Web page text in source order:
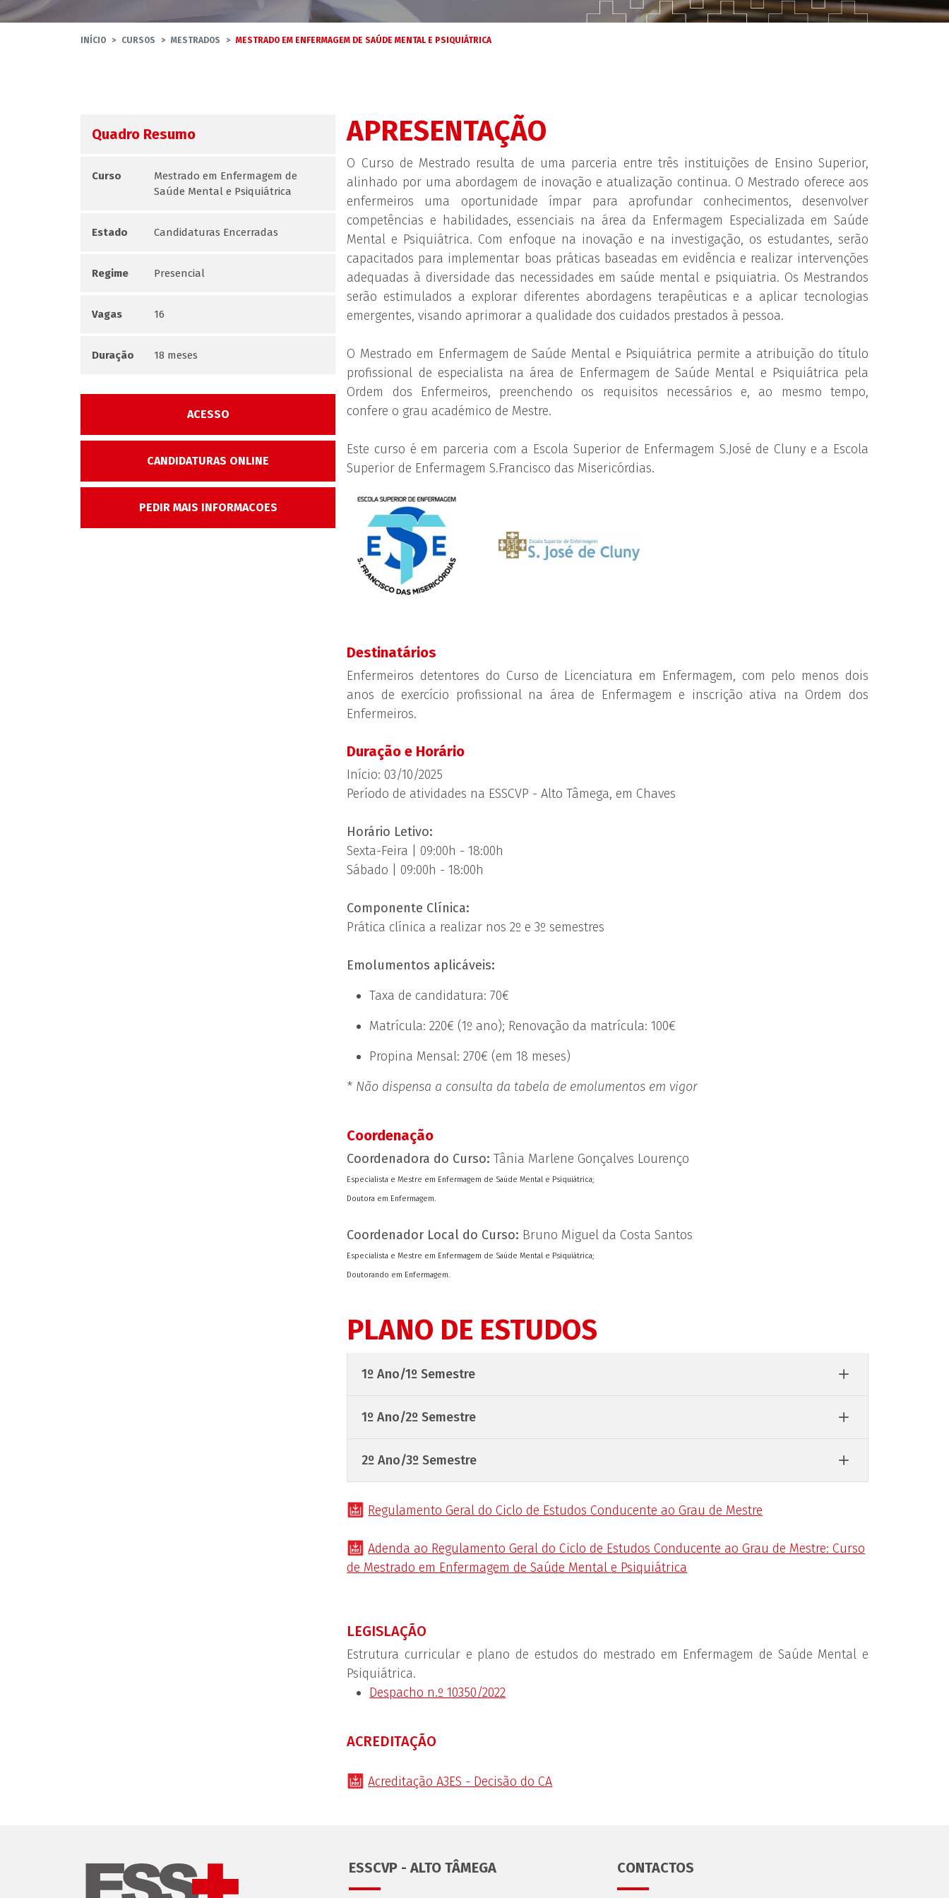
INÍCIO CURSOS MESTRADOS MESTRADO EM ENFERMAGEM DE SAÚDE MENTAL E PSIQUIÁTRICA
Quadro Resumo
Curso
Mestrado em Enfermagem de
Saúde Mental e Psiquiátrica
Estado Candidaturas Encerradas
Regime Presencial
Vagas 16
Duração 18 meses
ACESSO
CANDIDATURAS ONLINE
PEDIR MAIS INFORMACOES
APRESENTAÇÃO
O Curso de Mestrado resulta de uma parceria entre três instituições de Ensino Superior,
alinhado por uma abordagem de inovação e atualização continua. O Mestrado oferece aos
enfermeiros uma oportunidade ímpar para aprofundar conhecimentos, desenvolver
competências e habilidades, essenciais na área da Enfermagem Especializada em Saúde
Mental e Psiquiátrica. Com enfoque na inovação e na investigação, os estudantes, serão
capacitados para implementar boas práticas baseadas em evidência e realizar intervenções
adequadas à diversidade das necessidades em saúde mental e psiquiatria. Os Mestrandos
serão estimulados a explorar diferentes abordagens terapêuticas e a aplicar tecnologias
emergentes, visando aprimorar a qualidade dos cuidados prestados à pessoa.
O Mestrado em Enfermagem de Saúde Mental e Psiquiátrica permite a atribuição do título
profissional de especialista na área de Enfermagem de Saúde Mental e Psiquiátrica pela
Ordem dos Enfermeiros, preenchendo os requisitos necessários e, ao mesmo tempo,
confere o grau académico de Mestre.
Este curso é em parceria com a Escola Superior de Enfermagem S.José de Cluny e a Escola
Superior de Enfermagem S.Francisco das Misericórdias.
Destinatários
Enfermeiros detentores do Curso de Licenciatura em Enfermagem, com pelo menos dois
anos de exercício profissional na área de Enfermagem e inscrição ativa na Ordem dos
Enfermeiros.
Duração e Horário
Início: 03/10/2025
Período de atividades na ESSCVP - Alto Tâmega, em Chaves
Horário Letivo:
Sexta-Feira | 09:00h - 18:00h
Sábado | 09:00h - 18:00h
Componente Clínica:
Prática clínica a realizar nos 2º e 3º semestres
Emolumentos aplicáveis:
Taxa de candidatura: 70€
Matrícula: 220€ (1º ano); Renovação da matrícula: 100€
Propina Mensal: 270€ (em 18 meses)
* Não dispensa a consulta da tabela de emolumentos em vigor
Coordenação
Coordenadora do Curso: Tânia Marlene Gonçalves Lourenço
Especialista e Mestre em Enfermagem de Saúde Mental e Psiquiátrica;
Doutora em Enfermagem.
Coordenador Local do Curso: Bruno Miguel da Costa Santos
Especialista e Mestre em Enfermagem de Saúde Mental e Psiquiátrica;
Doutorando em Enfermagem.
PLANO DE ESTUDOS
1º Ano/1º Semestre
1º Ano/2º Semestre
2º Ano/3º Semestre
Regulamento Geral do Ciclo de Estudos Conducente ao Grau de Mestre
Adenda ao Regulamento Geral do Ciclo de Estudos Conducente ao Grau de Mestre: Curso
de Mestrado em Enfermagem de Saúde Mental e Psiquiátrica
LEGISLAÇÃO
Estrutura curricular e plano de estudos do mestrado em Enfermagem de Saúde Mental e
Psiquiátrica.
Despacho n.º 10350/2022
ACREDITAÇÃO
Acreditação A3ES - Decisão do CA
ESSCVP - ALTO TÂMEGA CONTACTOS